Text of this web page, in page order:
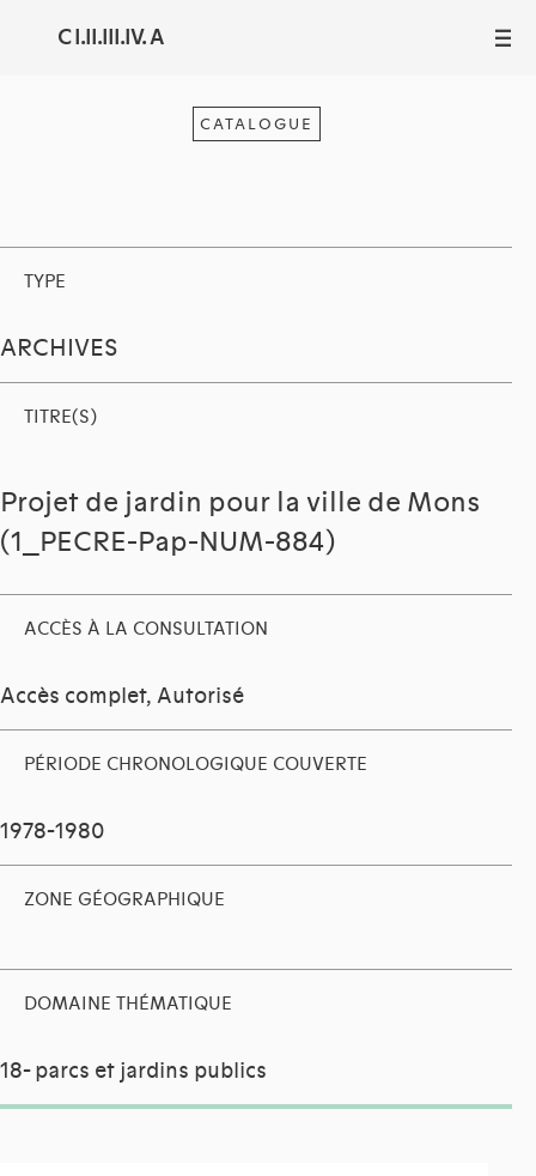
C I.II.III.IV. A III
CATALOGUE
TYPE
ARCHIVES
TITRE(S)
Projet de jardin pour la ville de Mons
(1_PECRE-Pap-NUM-884)
ACCÈS À LA CONSULTATION
Accès complet, Autorisé
PÉRIODE CHRONOLOGIQUE COUVERTE
1978-1980
ZONE GÉOGRAPHIQUE
DOMAINE THÉMATIQUE
18- parcs et jardins publics